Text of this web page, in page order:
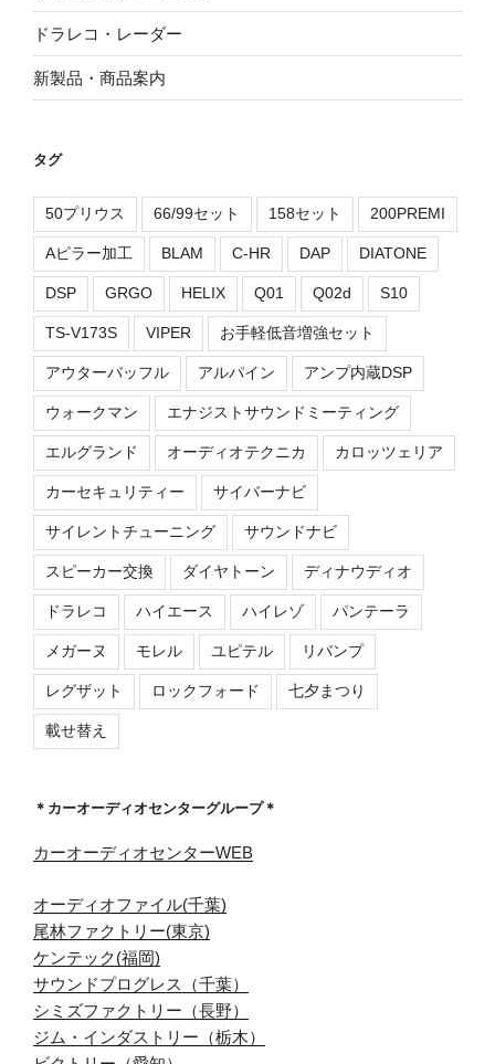
ドラレコ・レーダー
新製品・商品案内
タグ
50プリウス 66/99セット 158セット 200PREMI
Aピラー加工 BLAM C-HR DAP DIATONE
DSP GRGO HELIX Q01 Q02d S10
TS-V173S VIPER お手軽低音増強セット
アウターバッフル アルパイン アンプ内蔵DSP
ウォークマン エナジストサウンドミーティング
エルグランド オーディオテクニカ カロッツェリア
カーセキュリティー サイバーナビ
サイレントチューニング サウンドナビ
スピーカー交換 ダイヤトーン ディナウディオ
ドラレコ ハイエース ハイレゾ パンテーラ
メガーヌ モレル ユピテル リバンプ
レグザット ロックフォード 七夕まつり
載せ替え
＊カーオーディオセンターグループ＊
カーオーディオセンターWEB
オーディオファイル(千葉)
尾林ファクトリー(東京)
ケンテック(福岡)
サウンドプログレス（千葉）
シミズファクトリー（長野）
ジム・インダストリー（栃木）